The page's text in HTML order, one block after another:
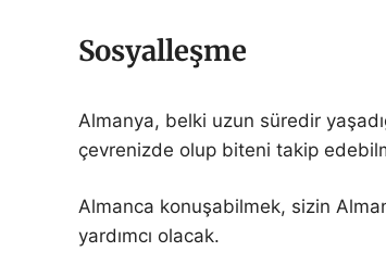
Sosyalleşme
Almanya, belki uzun süredir
çevrenizde olup biteni takip
Almanca konuşabilmek, sizin
yardımcı olacak.